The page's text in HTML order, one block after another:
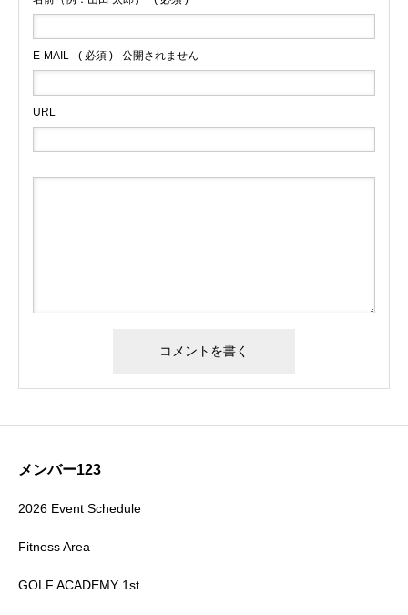
E-MAIL ( 必須 ) - 公開されません -
URL
メンバー123
2026 Event Schedule
Fitness Area
GOLF ACADEMY 1st